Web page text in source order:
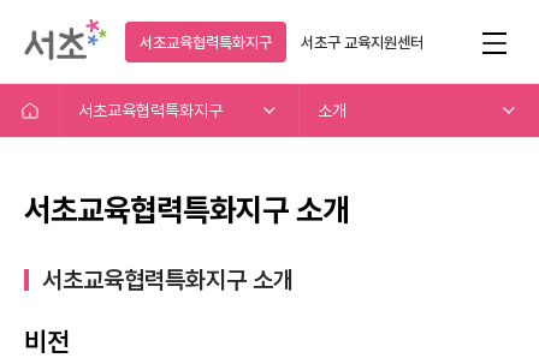
서초교육협력특화지구 서초구교육지원센터
서초교육협력특화지구 소개
서초교육협력특화지구 소개
서초교육협력특화지구 소개​
비전